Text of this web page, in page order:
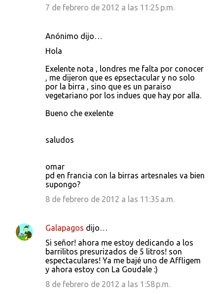
7 de febrero de 2012 a las 11:25 p.m.
Anónimo dijo…
Hola
Exelente nota , londres me falta por conocer
, me dijeron que es epsectacular y no solo
por la birra , sino que es un paraiso
vegetariano por los indues que hay por alla.
Bueno che exelente
saludos
omar
pd en francia con la birras artesnales va bien
supongo?
8 de febrero de 2012 a las 11:35 a.m.
Galapagos dijo…
Si señor! ahora me estoy dedicando a los
barrilitos presurizados de 5 litros! son
espectaculares! Ya me bajé uno de Affligem
y ahora estoy con La Goudale :)
8 de febrero de 2012 a las 1:58 p.m.